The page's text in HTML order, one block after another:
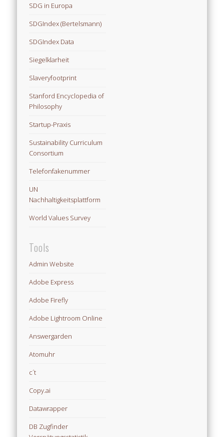
SDG in Europa
SDGIndex (Bertelsmann)
SDGIndex Data
Siegelklarheit
Slaveryfootprint
Stanford Encyclopedia of
Philosophy
Startup-Praxis
Sustainability Curriculum
Consortium
Telefonfakenummer
UN
Nachhaltigkeitsplattform
World Values Survey
Tools
Admin Website
Adobe Express
Adobe Firefly
Adobe Lightroom Online
Answergarden
Atomuhr
c´t
Copy.ai
Datawrapper
DB Zugfinder